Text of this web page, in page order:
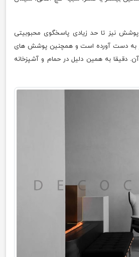
پوشش نیز تا حد زیادی پاسخگوی محبوبیتی
به دست آورده است و همچنین پوشش های
دقیقا به همین دلیل در حمام و آشپزخانه